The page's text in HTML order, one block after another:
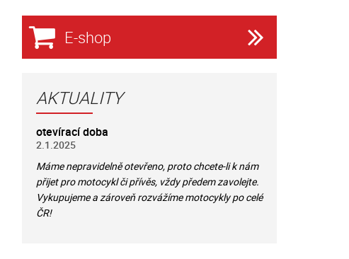
E-shop
AKTUALITY
otevírací doba
2.1.2025
Máme nepravidelně otevřeno, proto chcete-li k nám
přijet pro motocykl či přívěs, vždy předem zavolejte.
Vykupujeme a zároveň rozvážíme motocykly po celé
ČR!